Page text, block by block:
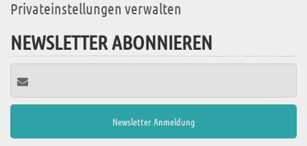
Privateinstellungen verwalten
NEWSLETTER ABONNIEREN